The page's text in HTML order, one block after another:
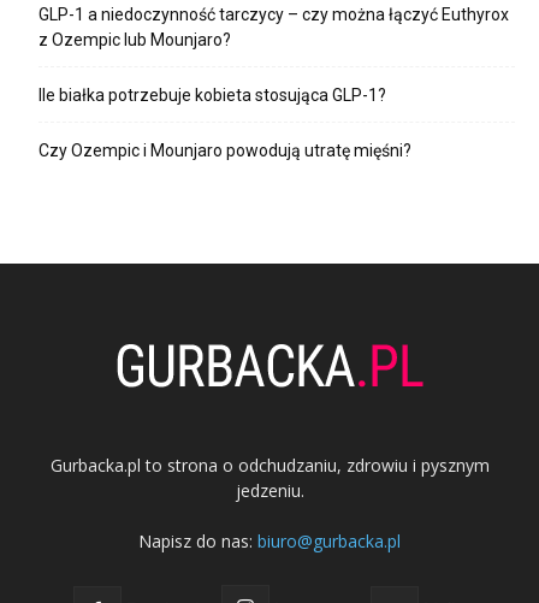
GLP-1 a niedoczynność tarczycy – czy można łączyć Euthyrox
z Ozempic lub Mounjaro?
Ile białka potrzebuje kobieta stosująca GLP-1?
Czy Ozempic i Mounjaro powodują utratę mięśni?
Gurbacka.pl to strona o odchudzaniu, zdrowiu i pysznym
jedzeniu.
Napisz do nas: biuro@gurbacka.pl